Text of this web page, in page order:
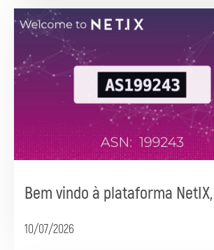
Bem vindo à plataforma NetIX,
10/07/2026